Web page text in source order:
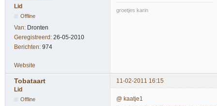
Lid
Offline
Van: Dronten
Geregistreerd: 26-05-2010
Berichten: 974
groetjes karin
Website
Tobataart
11-02-2011 16:15
Lid
Offline
@ kaatje1